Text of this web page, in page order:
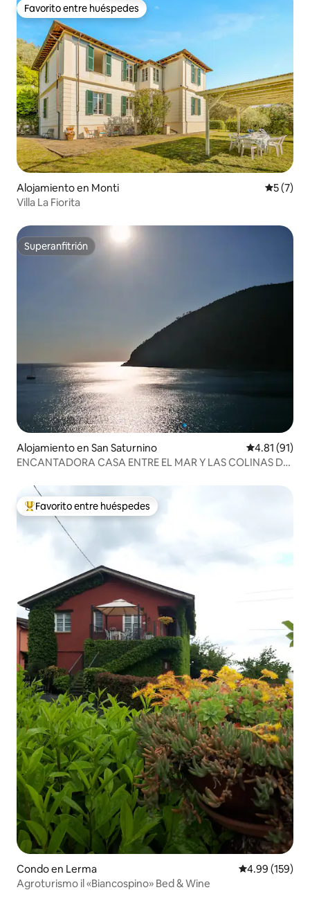
Favorito entre huéspedes
Favorito entre huéspedes
Alojamiento en Monti
5 (7)
Villa La Fiorita
Superanfitrión
Superanfitrión
Alojamiento en San Saturnino Calificación
4.81 (91)
ENCANTADORA CASA ENTRE EL MAR Y LAS COLINAS DE
Favorito entre huéspedes preferido
Favorito entre huéspedes
Condo en Lerma Calificación
4.99 (159)
Agroturismo il «Biancospino» Bed & Wine